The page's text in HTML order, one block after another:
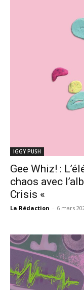
IGGY PUSH
Gee Whiz! :
chaos avec
Crisis «
La Rédaction - 6 mars